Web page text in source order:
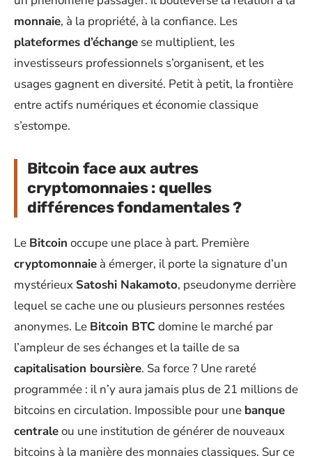
monnaie, à la propriété, à la confiance. Les
plateformes d’échange se multiplient, les
investisseurs professionnels s’organisent, et les
usages gagnent en diversité. Petit à petit, la frontière
entre actifs numériques et économie classique
s’estompe.
Bitcoin face aux autres
cryptomonnaies : quelles
différences fondamentales ?
Le Bitcoin occupe une place à part. Première
cryptomonnaie à émerger, il porte la signature d’un
mystérieux Satoshi Nakamoto, pseudonyme derrière
lequel se cache une ou plusieurs personnes restées
anonymes. Le Bitcoin BTC domine le marché par
l’ampleur de ses échanges et la taille de sa
capitalisation boursière. Sa force ? Une rareté
programmée : il n’y aura jamais plus de 21 millions de
bitcoins en circulation. Impossible pour une banque
centraleou une institution de générer de nouveaux
bitcoins à la manière des monnaies classiques. Sur ce